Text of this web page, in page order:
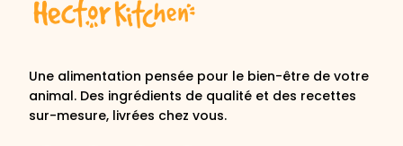
Une alimentation pensée pour le bien-être de votre
animal. Des ingrédients de qualité et des recettes
sur-mesure, livrées chez vous.